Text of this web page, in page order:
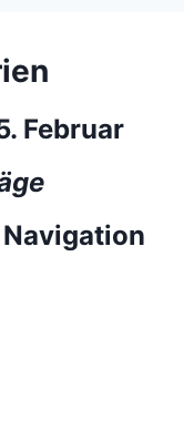
Februar